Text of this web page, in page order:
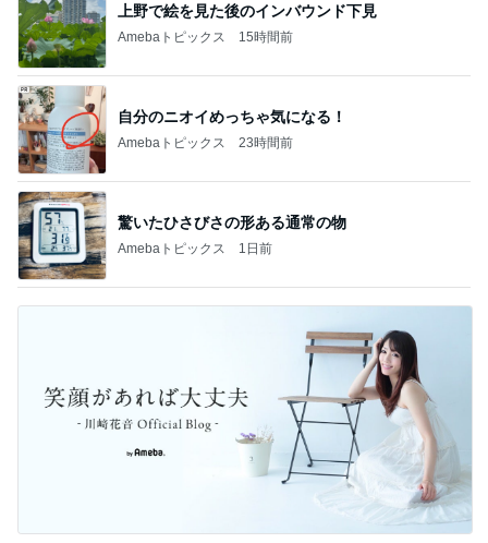
上野で絵を見た後のインバウンド下見
Amebaトピックス 15時間前
自分のニオイめっちゃ気になる！
Amebaトピックス 23時間前
驚いたひさびさの形ある通常の物
Amebaトピックス 1日前